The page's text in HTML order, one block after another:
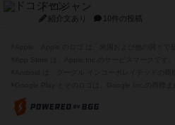
ドコジャン
紹介文あり 10件の投稿